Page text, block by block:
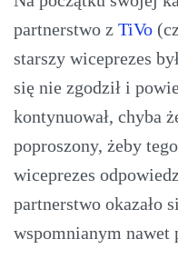
partnerstwo z TiVo
starszy wiceprezes
się nie zgodził i
kontynuował, chyba
poproszony, żeby
wiceprezes
partnerstwo okazało
wspomnianym nawet